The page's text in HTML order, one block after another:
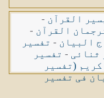
القرآن -
القرآن -
البیان - تفسیر
ثنائی - تفسیر
(تفسیر
فی تفسیر